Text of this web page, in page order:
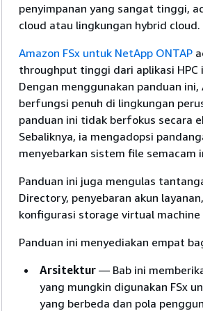
penyimpanan yang sangat tinggi,
cloud atau lingkungan hybrid cloud.
Amazon FSx untuk NetApp ONTAP
throughput tinggi dari aplikasi HPC
Dengan menggunakan panduan
berfungsi penuh di lingkungan
panduan ini tidak berfokus secara
Sebaliknya, ia mengadopsi
menyebarkan sistem file semacam
Panduan ini juga mengulas
Directory, penyebaran akun
konfigurasi storage virtual machine
Panduan ini menyediakan empat
Arsitektur — Bab ini
yang mungkin digunakan FSx
yang berbeda dan pola